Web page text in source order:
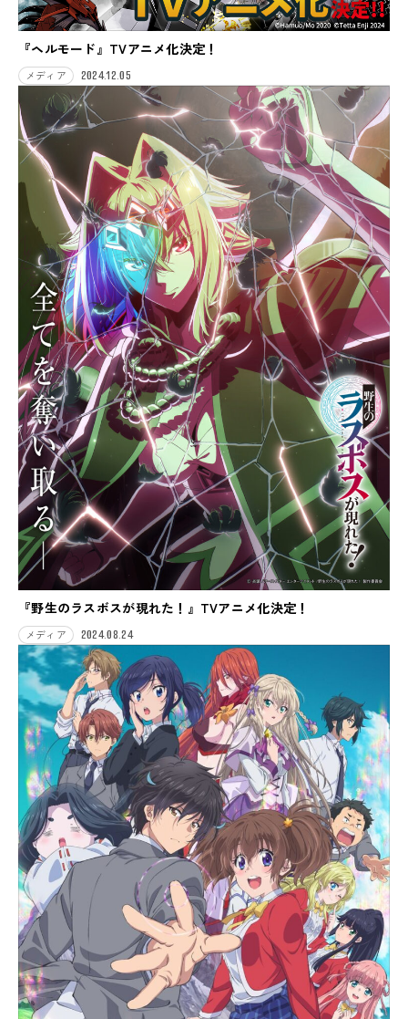
『ヘルモード』TVアニメ化決定！
メディア 2024.12.05
『野生のラスボスが現れた！』TVアニメ化決定！
メディア 2024.08.24